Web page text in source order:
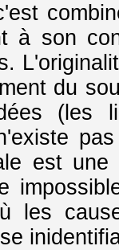
à son
du
(les
est une
les